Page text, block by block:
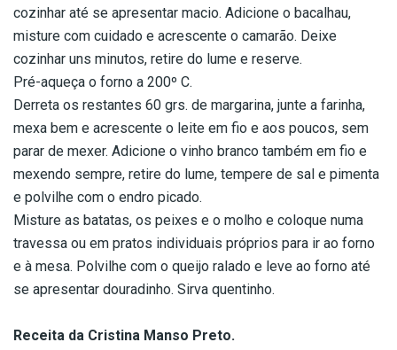
cozinhar até se apresentar macio. Adicione o bacalhau,
misture com cuidado e acrescente o camarão. Deixe
cozinhar uns minutos, retire do lume e reserve.
Pré-aqueça o forno a 200º C.
Derreta os restantes 60 grs. de margarina, junte a farinha,
mexa bem e acrescente o leite em fio e aos poucos, sem
parar de mexer. Adicione o vinho branco também em fio e
mexendo sempre, retire do lume, tempere de sal e pimenta
e polvilhe com o endro picado.
Misture as batatas, os peixes e o molho e coloque numa
travessa ou em pratos individuais próprios para ir ao forno
e à mesa. Polvilhe com o queijo ralado e leve ao forno até
se apresentar douradinho. Sirva quentinho.
Receita da Cristina Manso Preto.